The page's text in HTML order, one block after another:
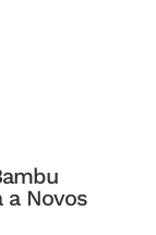
a Novos